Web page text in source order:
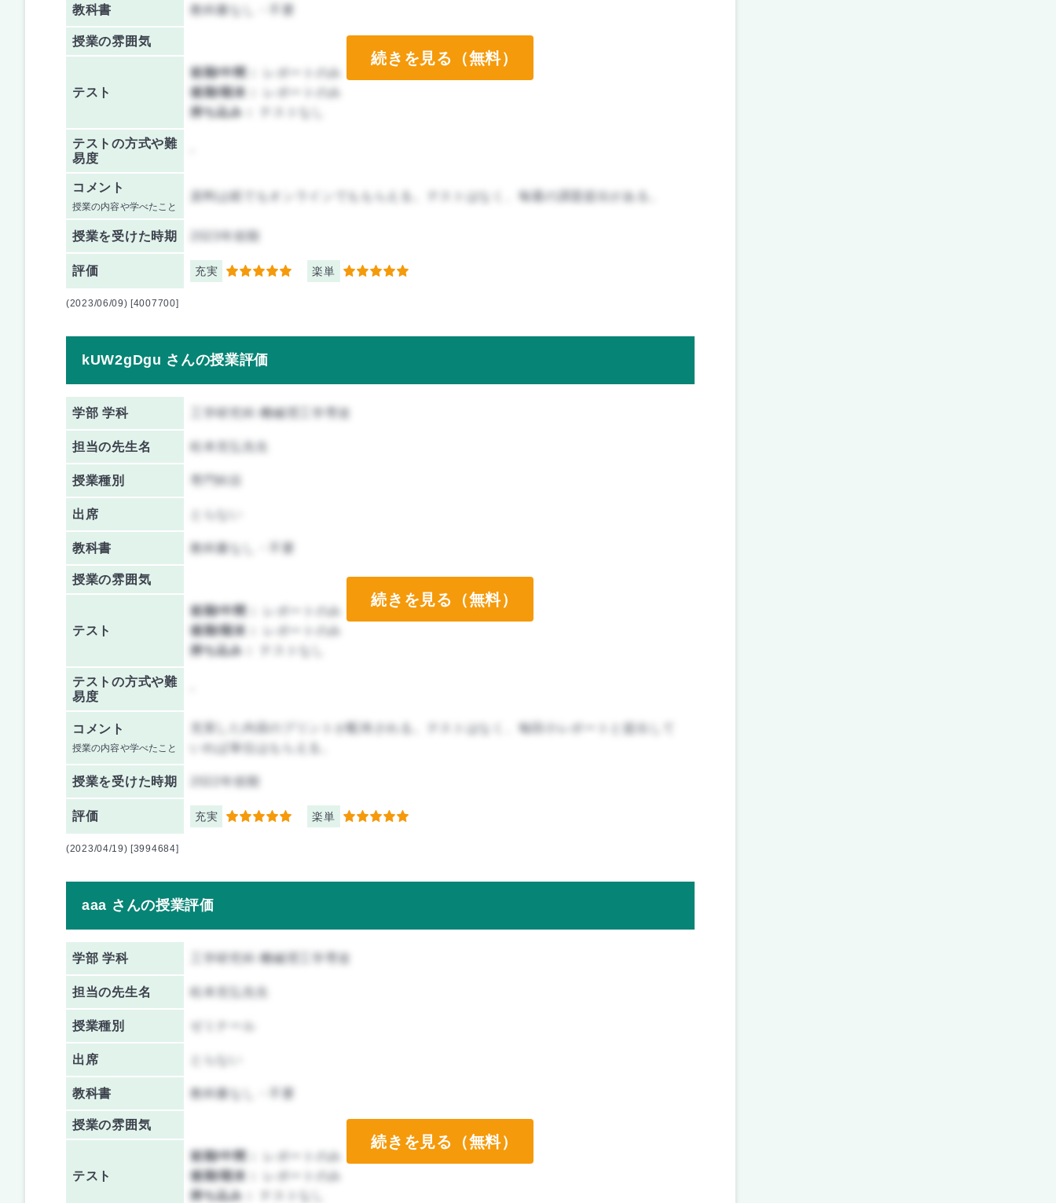
教科書 教科書なし・不要
授業の雰囲気
テスト
前期/中間：
レポートのみ
後期/期末：
レポートのみ
持ち込み：
テストの方式や難
易度
コメント
授業の内容や学べたこと
資料は紙でもオンラインでももらえる。テストはなく、毎週の課題提出がある。
授業を受けた時期
評価 充実 5 楽単 5
続きを見る（無料）
(2023/06/09) [4007700]
kUW2gDgu さんの授業評価
学部 学科 工学研究科 機械理工学専攻
担当の先生名
授業種別 専門科目
出席
教科書 教科書なし・不要
授業の雰囲気
テスト
前期/中間：
レポートのみ
後期/期末：
レポートのみ
持ち込み：
テストの方式や難
易度
コメント
授業の内容や学べたこと
充実した内容のプリントが配布される。テストはなく、毎回小レポートと提出して
いれば単位はもらえる。
授業を受けた時期
評価 充実 5 楽単 5
続きを見る（無料）
(2023/04/19) [3994684]
aaa さんの授業評価
学部 学科 工学研究科 機械理工学専攻
担当の先生名
授業種別
出席
教科書 教科書なし・不要
授業の雰囲気
テスト
前期/中間：
レポートのみ
後期/期末：
レポートのみ
持ち込み：
続きを見る（無料）